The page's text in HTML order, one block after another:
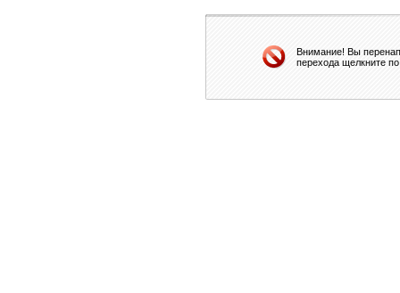
Внимание! Вы
перехода щелкните